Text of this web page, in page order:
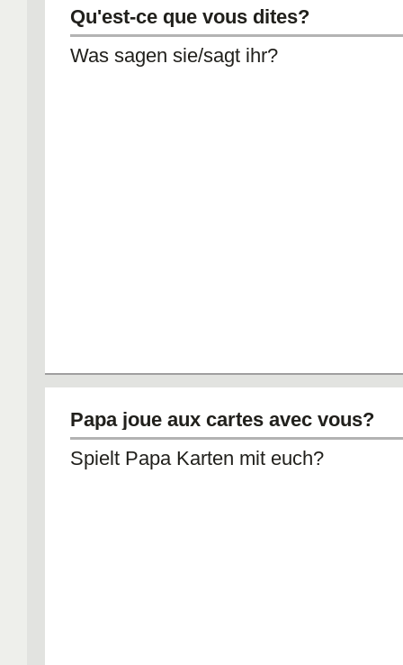
Qu'est-ce que vous dites?
Was sagen sie/sagt ihr?
Papa joue aux cartes avec vous?
Spielt Papa Karten mit euch?